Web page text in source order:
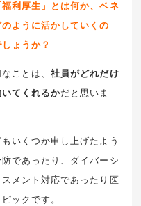
利厚生」とは何か、ベネ
ように活かしていくの
ょうか？
ことは、社員がどれだけ
てくれるかだと思いま
いくつか申し上げたよう
であったり、ダイバーシ
メント対応であったり医
ックです。